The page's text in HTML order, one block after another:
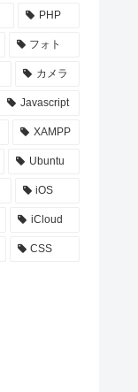
PHP
フォト
カメラ
Javascript
XAMPP
Ubuntu
iOS
iCloud
CSS